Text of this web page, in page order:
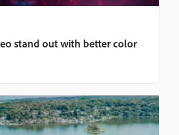
stand out with better color